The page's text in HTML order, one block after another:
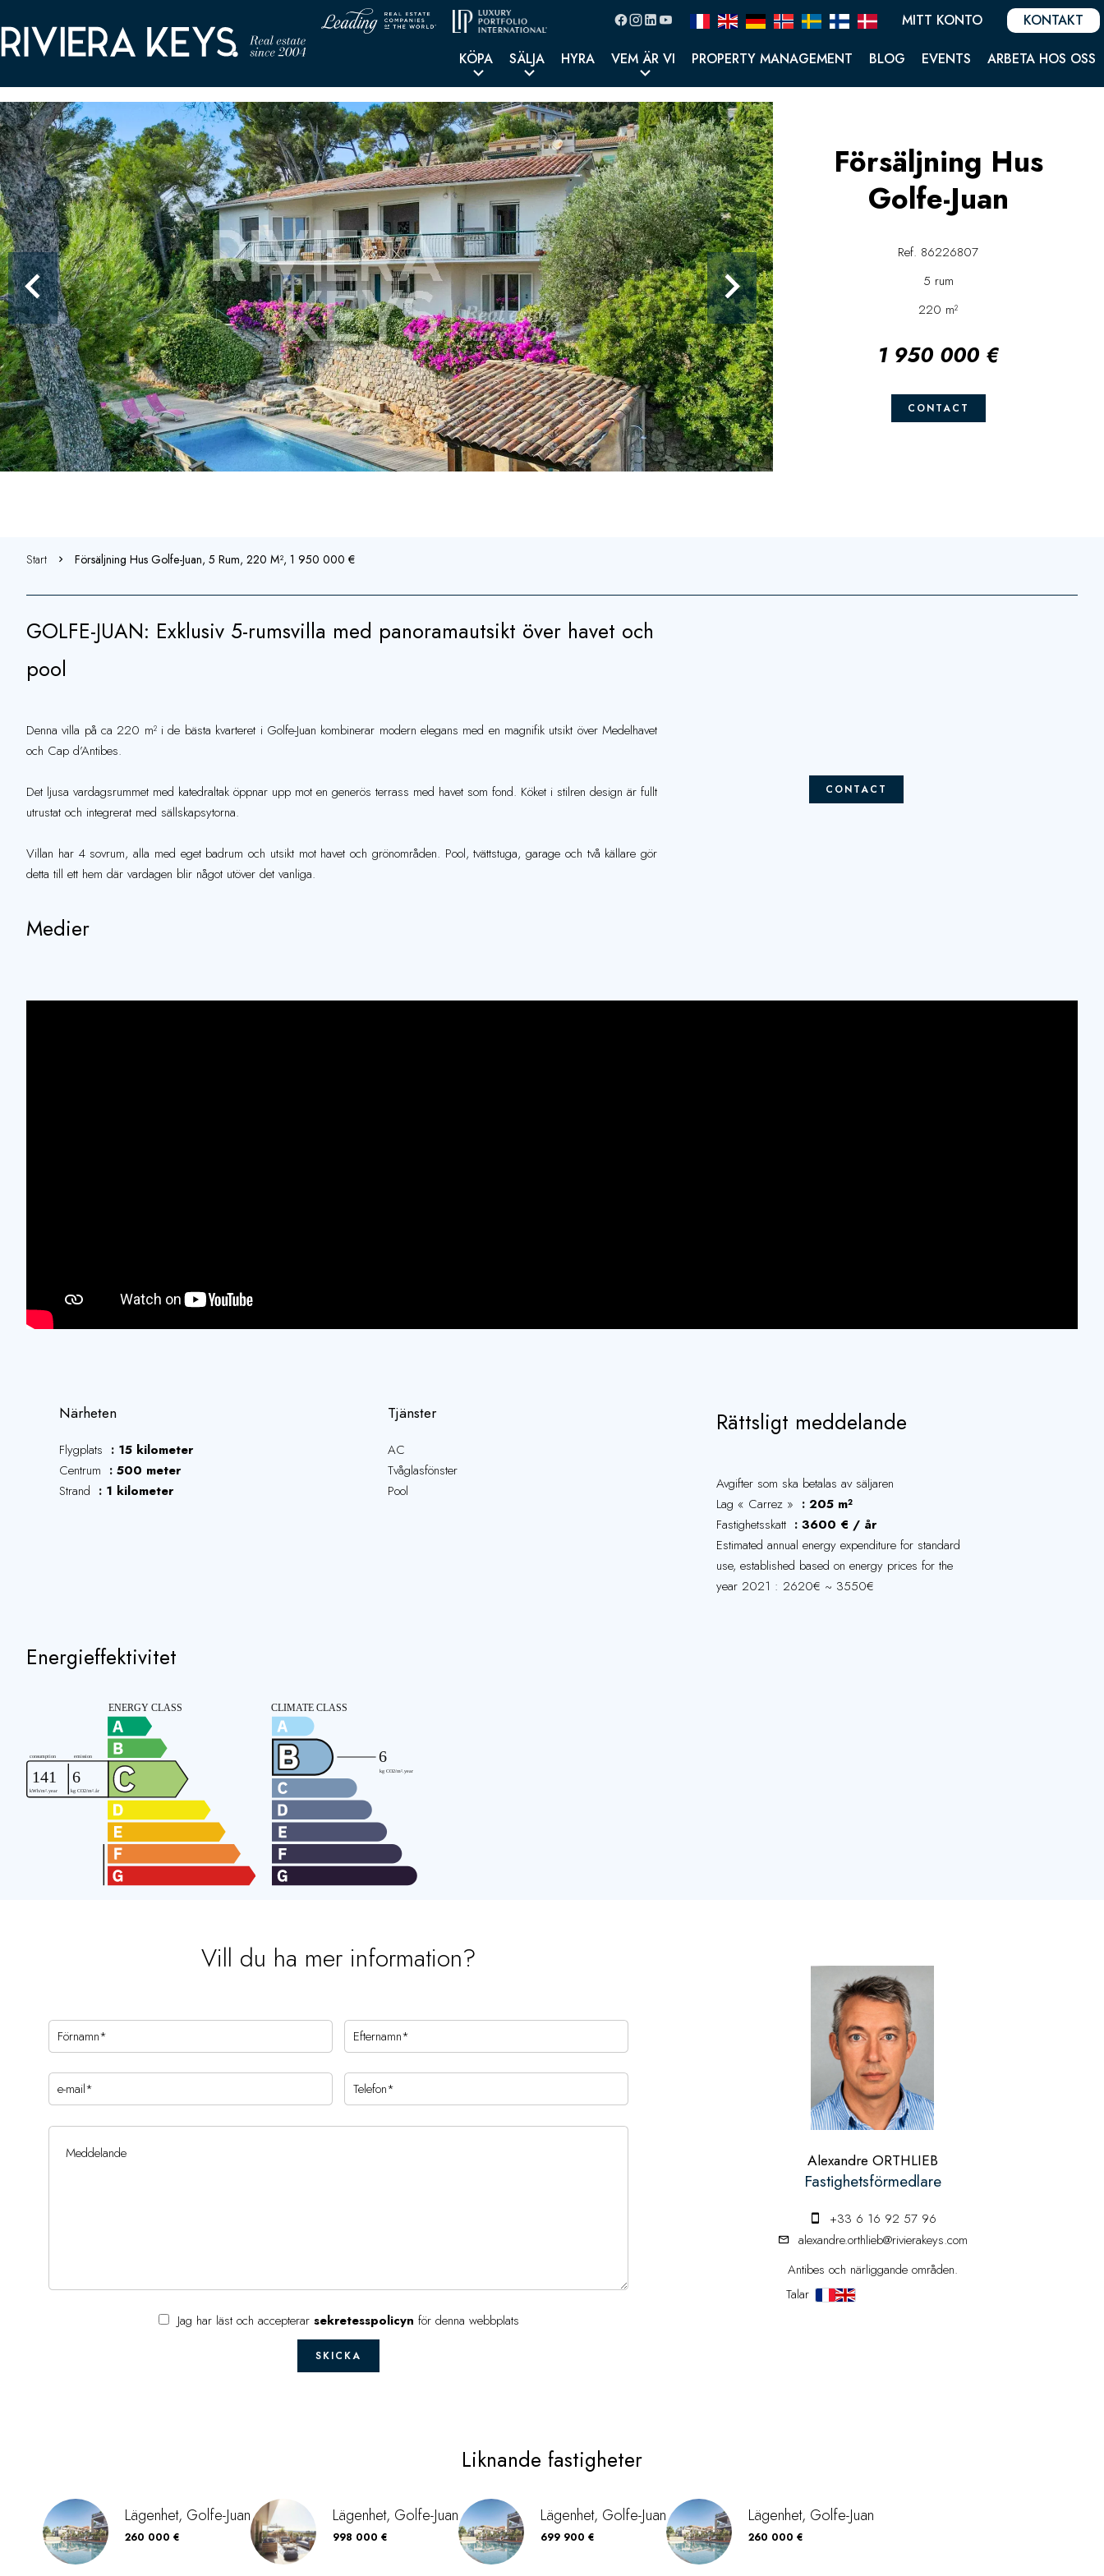
MITT KONTO KONTAKT
KÖPA SÄLJA HYRA VEM ÄR VI PROPERTY MANAGEMENT BLOG EVENTS ARBETA HOS OSS
Försäljning Hus
Golfe-Juan
Ref. 86226807
5 rum
220 m²
1 950 000 €
CONTACT
Start Försäljning Hus Golfe-Juan, 5 Rum, 220 M², 1 950 000 €
CONTACT
GOLFE-JUAN: Exklusiv 5-rumsvilla med panoramautsikt över havet och
pool
Denna villa på ca 220 m² i de bästa kvarteret i Golfe-Juan kombinerar modern elegans med en magnifik utsikt över Medelhavet
och Cap d’Antibes.
Det ljusa vardagsrummet med katedraltak öppnar upp mot en generös terrass med havet som fond. Köket i stilren design är fullt
utrustat och integrerat med sällskapsytorna.
Villan har 4 sovrum, alla med eget badrum och utsikt mot havet och grönområden. Pool, tvättstuga, garage och två källare gör
detta till ett hem där vardagen blir något utöver det vanliga.
Medier
Närheten
Flygplats
15 kilometer
Centrum
500 meter
Strand
1 kilometer
Tjänster
AC
Tvåglasfönster
Pool
Rättsligt meddelande
Avgifter som ska betalas av säljaren
Lag « Carrez »
205 m²
Fastighetsskatt
3600 € / år
Estimated annual energy expenditure for standard
use, established based on energy prices for the
year 2021 : 2620€ ~ 3550€
Energieffektivitet
Vill du ha mer information?
Jag har läst och accepterar sekretesspolicyn för denna webbplats
SKICKA
Alexandre ORTHLIEB
Fastighetsförmedlare
+33 6 16 92 57 96
alexandre.orthlieb@rivierakeys.com
Antibes och närliggande områden.
Talar
Liknande fastigheter
Lägenhet, Golfe-Juan
260 000 €
Lägenhet, Golfe-Juan
998 000 €
Lägenhet, Golfe-Juan
699 900 €
Lägenhet, Golfe-Juan
260 000 €